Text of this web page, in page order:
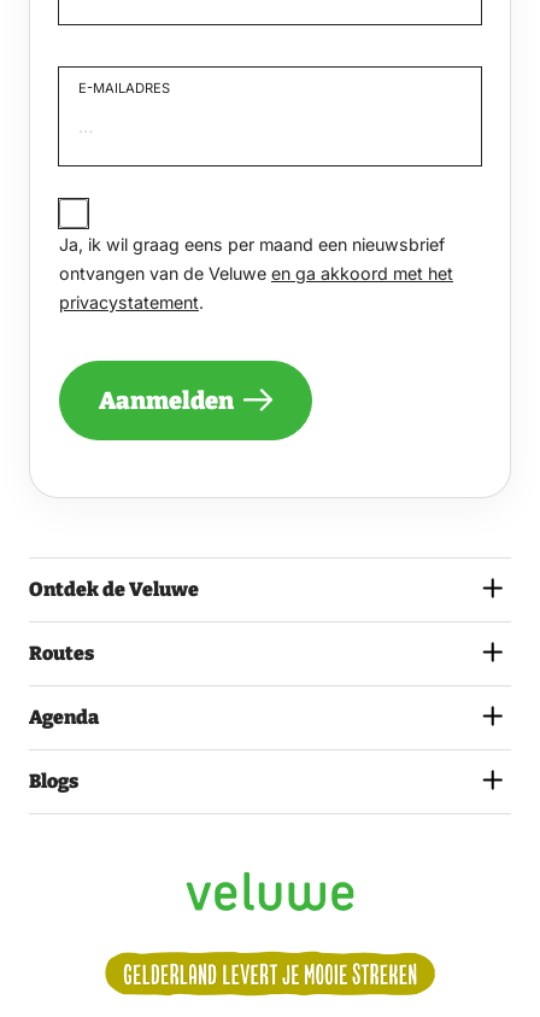
E-MAILADRES
JA,
IK
WIL
GRAAG
PER
EEN
ONTVANGEN
EN
HET
Ja, ik wil graag eens per maand een nieuwsbrief
ontvangen van de Veluwe en ga akkoord met het
privacystatement.
Aanmelden
Ontdek de Veluwe
Routes
Agenda
Blogs